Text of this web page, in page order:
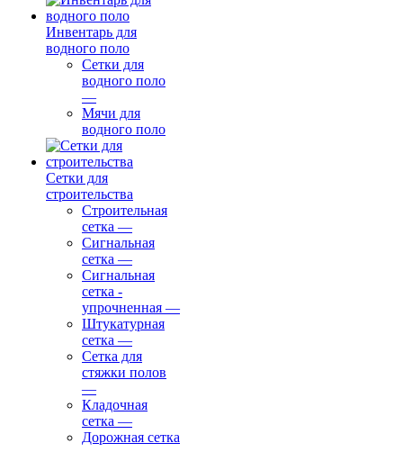
Инвентарь для
водного поло
Сетки для
водного поло
—
Мячи для
водного поло
Сетки для
строительства
Строительная
сетка —
Сигнальная
сетка —
Сигнальная
сетка -
упрочненная —
Штукатурная
сетка —
Сетка для
стяжки полов
—
Кладочная
сетка —
Дорожная сетка